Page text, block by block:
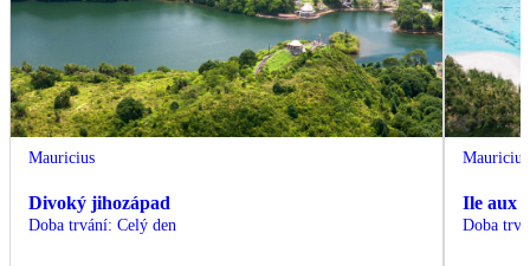
Mauricius
Divoký jihozápad
Doba trvání: Celý den
Mauricius
Ile aux
Doba